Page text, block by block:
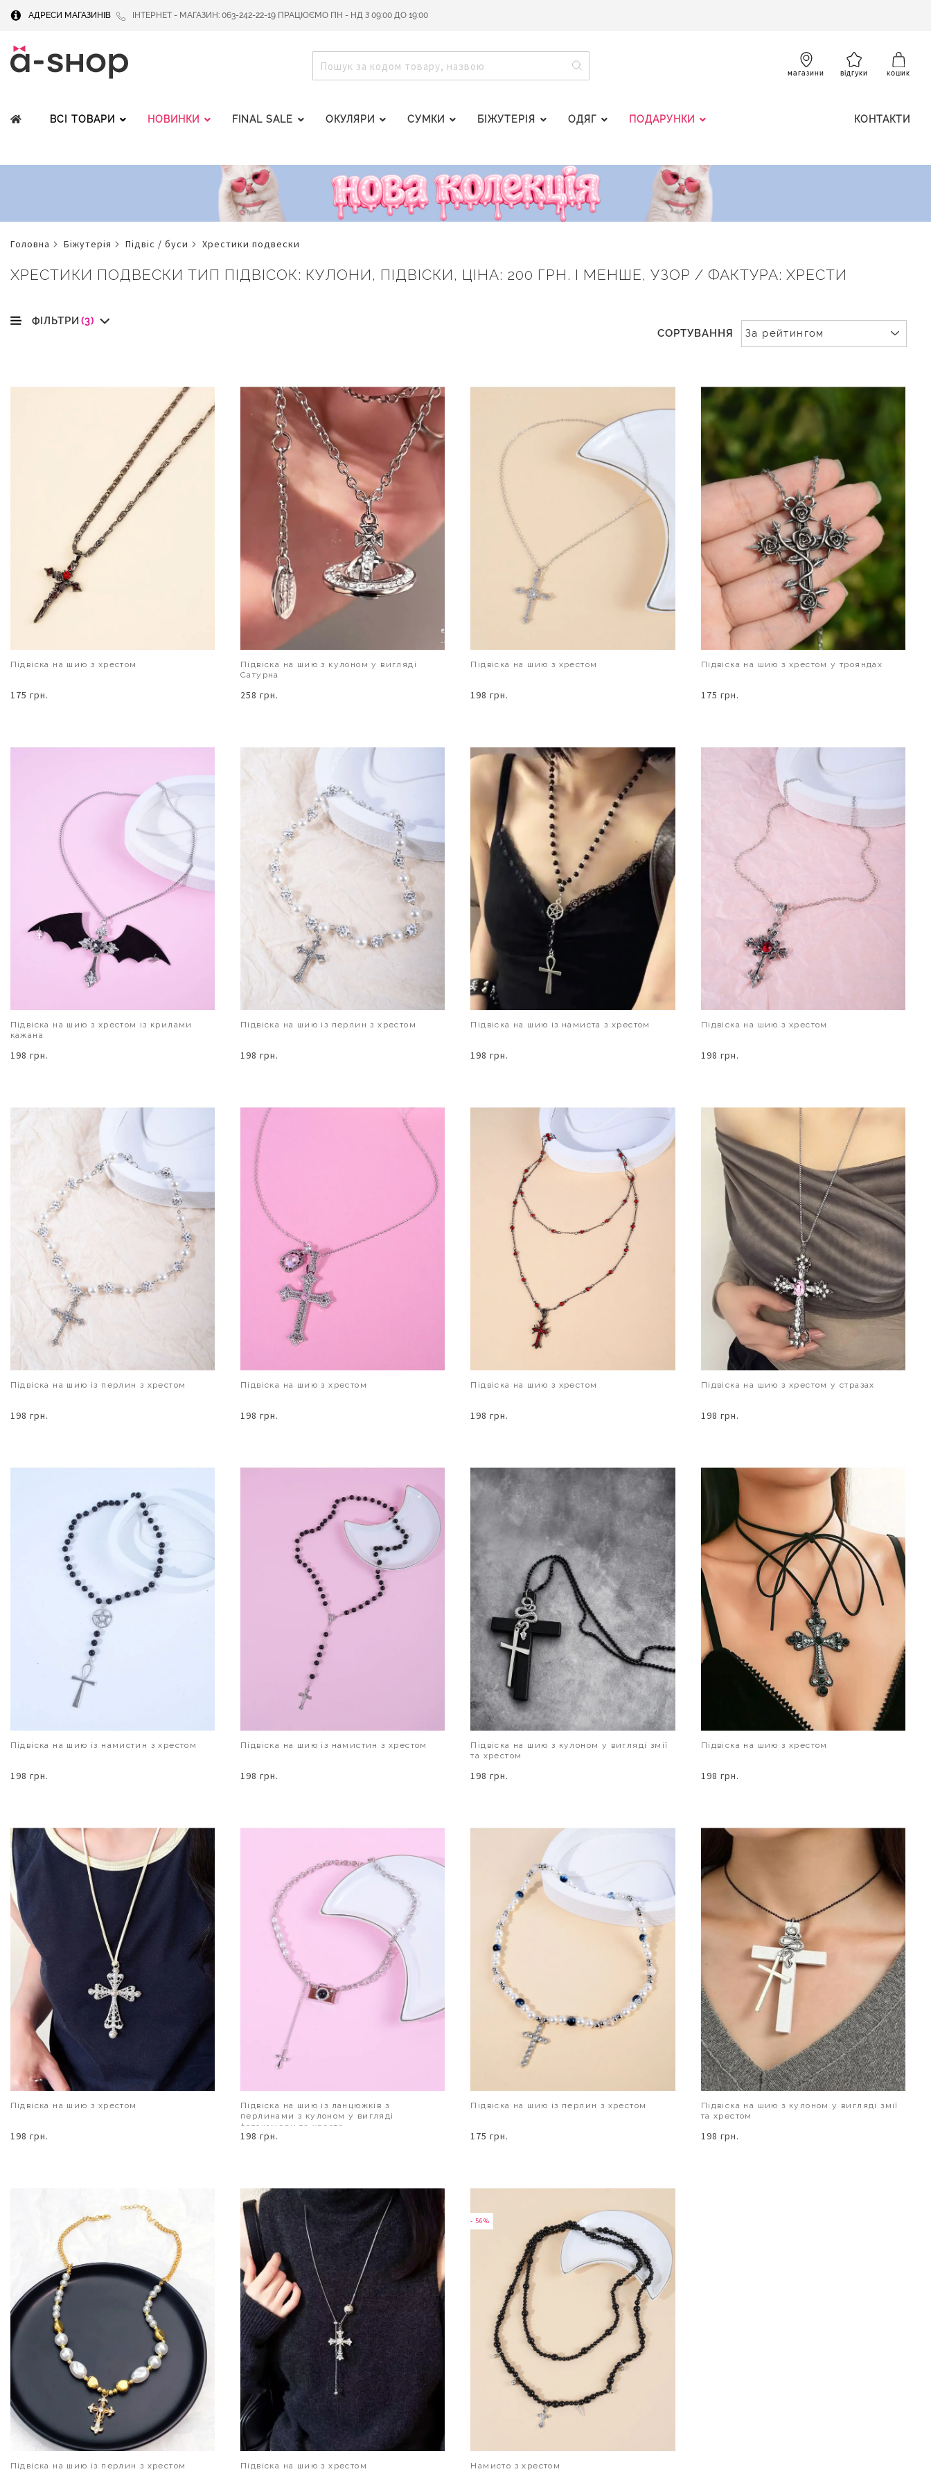
АДРЕСИ МАГАЗИНІВ ІНТЕРНЕТ - МАГАЗИН: 063-242-22-19 ПРАЦЮЄМО ПН - НД З 09:00 ДО 19:00
ПОШУК
магазини відгуки кошик
ВСІ ТОВАРИ НОВИНКИ FINAL SALE ОКУЛЯРИ СУМКИ БІЖУТЕРІЯ ОДЯГ ПОДАРУНКИ КОНТАКТИ
головна біжутерія підвіс / буси хрестики подвески
ХРЕСТИКИ ПОДВЕСКИ ТИП ПІДВІСОК: КУЛОНИ, ПІДВІСКИ, ЦІНА: 200 ГРН. І МЕНШЕ, УЗОР / ФАКТУРА: ХРЕСТИ
СОРТУВАННЯ
Підвіска на шию з хрестом
175 грн.
Підвіска на шию з кулоном у вигляді
Сатурна
258 грн.
Підвіска на шию з хрестом
198 грн.
Підвіска на шию з хрестом у трояндах
175 грн.
Підвіска на шию з хрестом із крилами
кажана
198 грн.
Підвіска на шию із перлин з хрестом
198 грн.
Підвіска на шию із намиста з хрестом
198 грн.
Підвіска на шию з хрестом
198 грн.
Підвіска на шию із перлин з хрестом
198 грн.
Підвіска на шию з хрестом
198 грн.
Підвіска на шию з хрестом
198 грн.
Підвіска на шию з хрестом у стразах
198 грн.
Підвіска на шию із намистин з хрестом
198 грн.
Підвіска на шию із намистин з хрестом
198 грн.
Підвіска на шию з кулоном у вигляді змії
та хрестом
198 грн.
Підвіска на шию з хрестом
198 грн.
Підвіска на шию з хрестом
198 грн.
Підвіска на шию із ланцюжків з
перлинами з кулоном у вигляді
фотокамери та хреста
198 грн.
Підвіска на шию із перлин з хрестом
175 грн.
Підвіска на шию з кулоном у вигляді змії
та хрестом
198 грн.
Підвіска на шию із перлин з хрестом Підвіска на шию з хрестом
- 56%
Намисто з хрестом
ФІЛЬТРИ (3)